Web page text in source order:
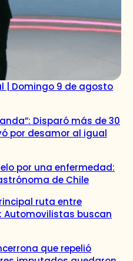
| Domingo 9 de agosto
Disparó más de 30
por desamor al igual
por una enfermedad:
de Chile
ruta entre
Automovilistas buscan
que repelió